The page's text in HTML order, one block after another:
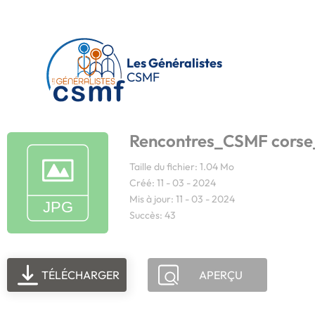
Les Généralistes
CSMF
Rencontres_CSMF
Taille du fichier: 1.04 Mo
Créé: 11 - 03 - 2024
Mis à jour: 11 - 03 - 2024
Succès: 43
TÉLÉCHARGER APERÇU